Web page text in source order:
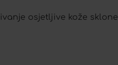
osjetljive kože sklone